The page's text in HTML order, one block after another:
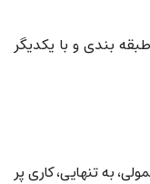
بندی و با یکدیگر
به تنهایی، کاری پر